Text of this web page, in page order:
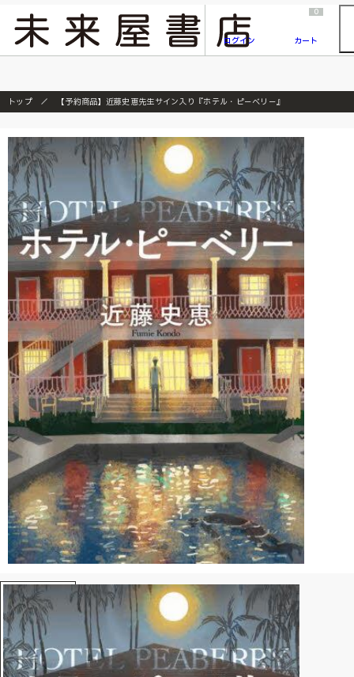
『ONE PIECE magazine 021 ONE PIECEカード付き同梱版』発売延期のご案内
ログイン
0
カート
トップ 【予約商品】近藤史恵先生サイン入り『ホテル・ピ－ベリ－』